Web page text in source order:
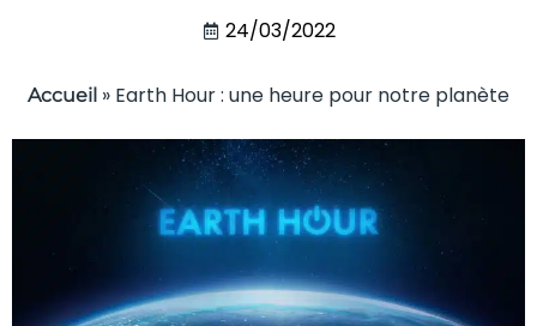
24/03/2022
Accueil » Earth Hour : une heure pour notre planète